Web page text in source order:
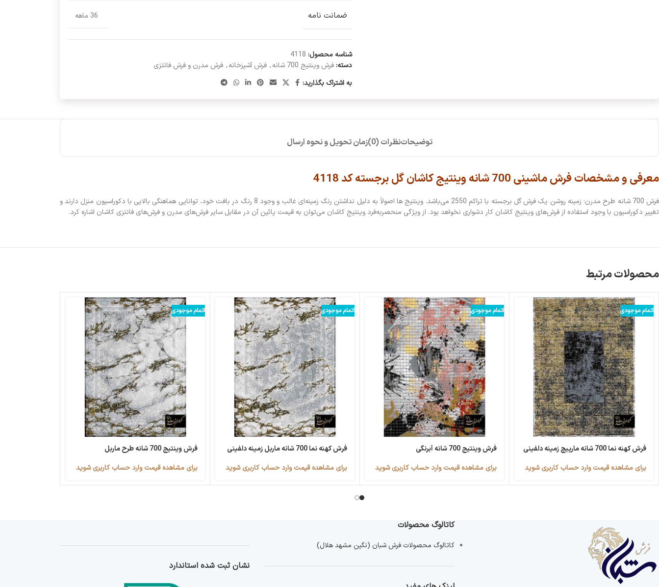
ضمانت نامه 36 ماهه
شناسه محصول: 4118
دسته:فرش وینتیج 700 شانه , فرش آشپزخانه, فرش مدرن و فرش فانتزی
به اشتراک بگذارید:
توضیحاتنظرات (0) زمان تحویل و نحوه ارسال
معرفی و مشخصات فرش ماشینی 700 شانه وینتیج کاشان گل برجسته کد 4118
فرش 700 شانه طرح مدرن؛ زمینه روشن یک فرش گل برجسته با تراکم 2550 می‌باشد. وینتیج ها اصولاً به دلیل نداشتن رنگ زمینه‌ای غالب و وجود 8 رنگ در بافت خود، توانایی هماهنگی بالایی با دکوراسیون منزل دارند و
تغییر دکوراسیون با وجود استفاده از فرش‌های وینتیج کاشان کار دشواری نخواهد بود. از ویژگی منحصربه‌فرد وینتیج کاشان می‌توان به قیمت پائین آن در مقابل سایر فرش‌های مدرن و فرش‌های فانتزی کاشان اشاره کرد.
محصولات مرتبط
اتمام موجودی
فرش کهنه نما 700 شانه مارپیچ زمینه دلفینی
برای مشاهده قیمت وارد حساب کاربری شوید
اتمام موجودی
فرش وینتیج 700 شانه آبرنگی
برای مشاهده قیمت وارد حساب کاربری شوید
اتمام موجودی
فرش کهنه نما 700 شانه ماربل زمینه دلفینی
برای مشاهده قیمت وارد حساب کاربری شوید
اتمام موجودی
فرش وینتیج 700 شانه طرح ماربل
برای مشاهده قیمت وارد حساب کاربری شوید
کاتالوگ محصولات
کاتالوگ محصولات فرش شبان (نگین مشهد هلال)
نشان ثبت شده استاندارد